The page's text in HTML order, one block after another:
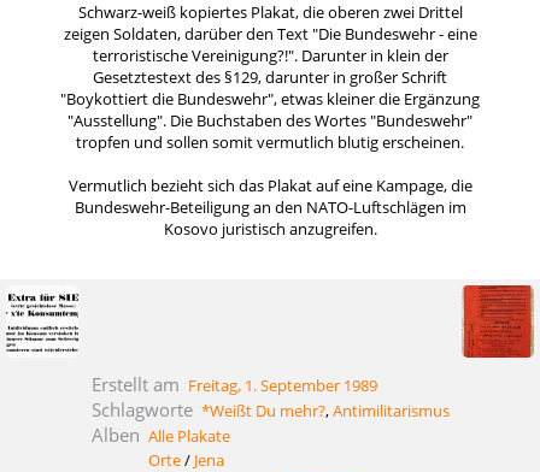
Schwarz-weiß kopiertes Plakat, die oberen zwei Drittel
zeigen Soldaten, darüber den Text "Die Bundeswehr - eine
terroristische Vereinigung?!". Darunter in klein der
Gesetztestext des §129, darunter in großer Schrift
"Boykottiert die Bundeswehr", etwas kleiner die Ergänzung
"Ausstellung". Die Buchstaben des Wortes "Bundeswehr"
tropfen und sollen somit vermutlich blutig erscheinen.
Vermutlich bezieht sich das Plakat auf eine Kampage, die
Bundeswehr-Beteiligung an den NATO-Luftschlägen im
Kosovo juristisch anzugreifen.
Erstellt am Freitag, 1. September 1989
Schlagworte *Weißt Du mehr?,Antimilitarismus
Alben Alle Plakate
Orte/ Jena